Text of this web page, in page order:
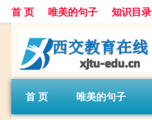
首 页 唯美的句子 知识目录
首 页 唯美的句子